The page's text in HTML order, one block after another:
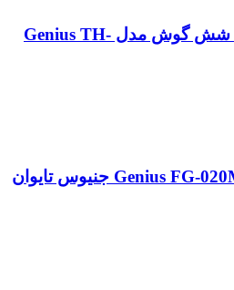
جعبه بیت 15 پارچه آلنی شش گوش مدل Genius TH-